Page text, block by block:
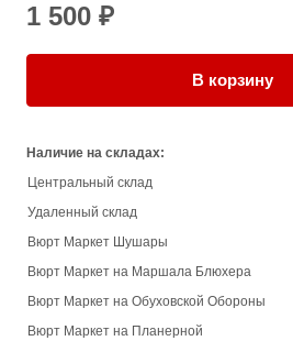
1 500 ₽
В корзину
Наличие на складах:
Центральный склад
Удаленный склад
Вюрт Маркет Шушары
Вюрт Маркет на Маршала Блюхера
Вюрт Маркет на Обуховской Обороны
Вюрт Маркет на Планерной